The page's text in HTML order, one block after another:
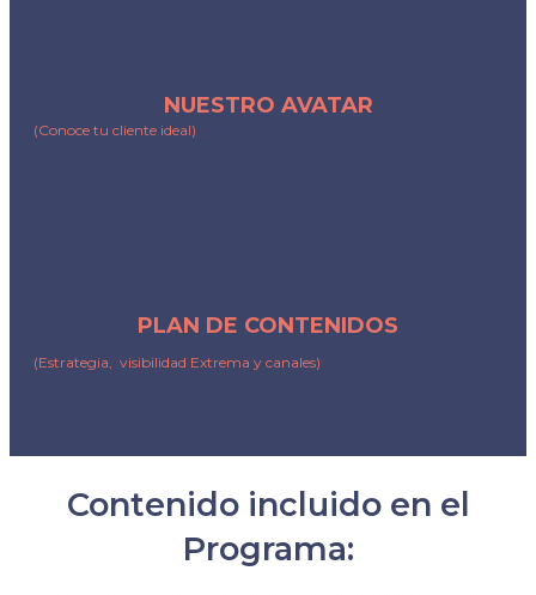
NUESTRO AVATAR
(Conoce tu cliente ideal)
PLAN DE CONTENIDOS
(Estrategia, visibilidad Extrema y canales)
Contenido incluido en el
Programa: